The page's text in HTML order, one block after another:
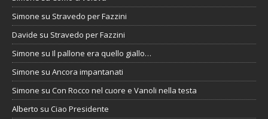
Simone su Stravedo per Fazzini
Davide su Stravedo per Fazzini
Simone su Il pallone era quello giallo…
Simone su Ancora impantanati
Simone su Con Rocco nel cuore e Vanoli nella testa
Alberto su Ciao Presidente